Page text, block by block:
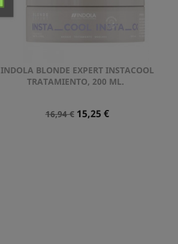
INDOLA BLONDE EXPERT INSTACOOL
TRATAMIENTO, 200 ML.
Precio
16,94 € Precio
15,25 €
Vista rápida